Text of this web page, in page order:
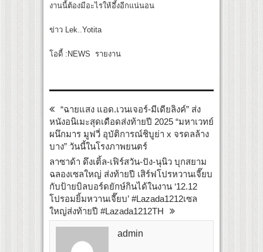
งานนี้ต้องมีอะไรให้อึ้งอีกแน่นอน
ข่าว Lek..Yotita
โอดี้ :NEWS รายงาน
“ฉายแสง แอด.เวนเจอร์-มีเดียลิงค์” ส่ง
หนังอนิเมะสุดเดือดส่งท้ายปี 2025 “มหาเวทย์
ผนึกมาร มูฟวี่ อุบัติการณ์ชิบูย่า x จรดลล้าง
บาง” วันนี้ในโรงภาพยนตร์
ลาซาด้า ดึงเติ้ล-เฟิร์สวัน-ปัง-นุนิว บุกสยาม
ฉลองเซลใหญ่ ส่งท้ายปี เสิร์ฟโปรหวานเจี๊ยบ
กับป้ายบิลบอร์ดยักษ์กินได้ในงาน ‘12.12
โปรอมยิ้มหวานเจี๊ยบ’ #Lazada1212เซล
ใหญ่ส่งท้ายปี #Lazada1212TH
admin